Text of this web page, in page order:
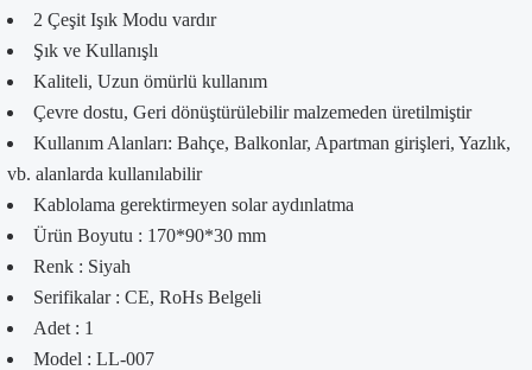
2 Çeşit Işık Modu vardır
Şık ve Kullanışlı
Kaliteli, Uzun ömürlü kullanım
Çevre dostu, Geri dönüştürülebilir malzemeden üretilmiştir
Kullanım Alanları: Bahçe, Balkonlar, Apartman girişleri, Yazlık,
vb. alanlarda kullanılabilir
Kablolama gerektirmeyen solar aydınlatma
Ürün Boyutu : 170*90*30 mm
Renk : Siyah
Serifikalar : CE, RoHs Belgeli
Adet : 1
Model : LL-007